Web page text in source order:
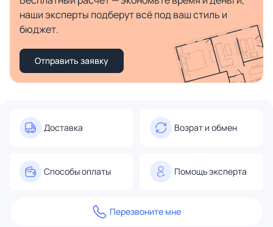
наши эксперты подберут всё под ваш стиль и
бюджет.
Отправить заявку
Доставка Возрат и обмен
Способы оплаты Помощь эксперта
Перезвоните мне